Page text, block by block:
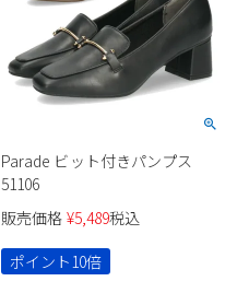
Parade ビット付きパンプス
51106
販売価格 ¥5,489税込
ポイント10倍